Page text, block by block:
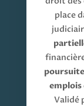
place
Validé